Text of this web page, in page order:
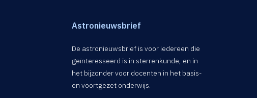
Astronieuwsbrief
De astronieuwsbrief is voor iedereen die
geïnteresseerd is in sterrenkunde, en in
het bijzonder voor docenten in het basis-
en voortgezet onderwijs.